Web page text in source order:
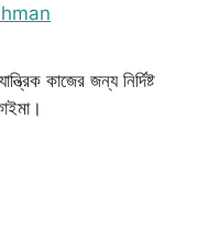
কাজের জন্য নির্দিষ্ট